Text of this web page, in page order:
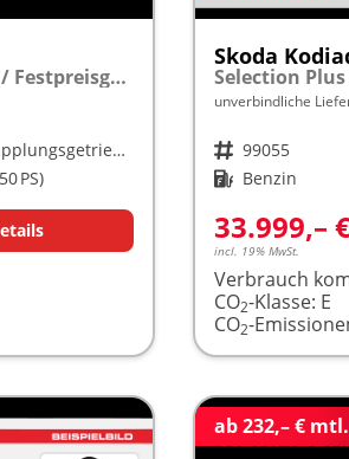
Selection 100% Schwerbehinderung / Festpreisgarantie* Modelljahr 1.5 TSI Mild-Hybrid 150PS DSG "Sonderangebot bei Schwerbehinderung" frei konfigurierbar!
Doppelkupplungsgetriebe (DSG)
PS)
Skoda
unverbindliche
Fahrzeugnr. 99055
Kraftstoff Benzin
33.999,–
incl. 19% MwSt.
Verbrauch
CO2-Klasse: E
CO2-
ab 232,– € mtl.